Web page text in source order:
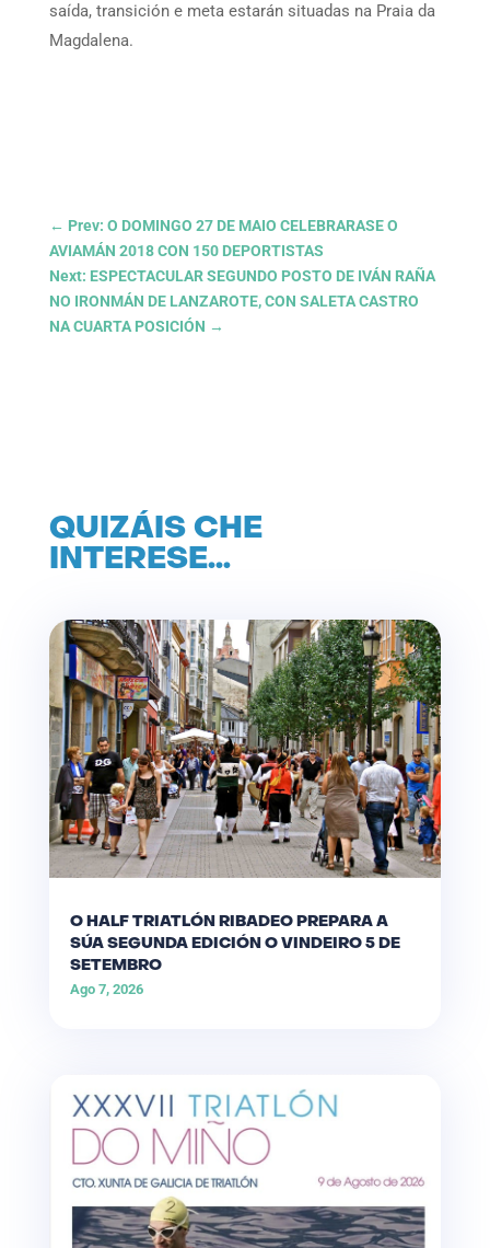
saída, transición e meta estarán situadas na Praia da
Magdalena.
← Prev: O DOMINGO 27 DE MAIO CELEBRARASE O
AVIAMÁN 2018 CON 150 DEPORTISTAS
Next: ESPECTACULAR SEGUNDO POSTO DE IVÁN RAÑA
NO IRONMÁN DE LANZAROTE, CON SALETA CASTRO
NA CUARTA POSICIÓN →
QUIZÁIS CHE
INTERESE…
O HALF TRIATLÓN RIBADEO PREPARA A
SÚA SEGUNDA EDICIÓN O VINDEIRO 5 DE
SETEMBRO
Ago 7, 2026